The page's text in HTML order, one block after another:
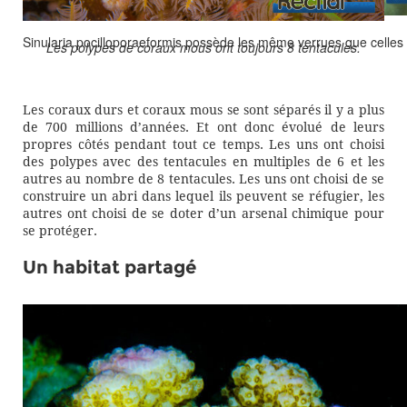
Sinularia pocilloporaeformis possède les même verrues que
Les polypes de coraux mous ont toujours 8 tentacules.
Les coraux durs et coraux mous se sont séparés il y a plus
de 700 millions d’années. Et ont donc évolué de leurs
propres côtés pendant tout ce temps. Les uns ont choisi
des polypes avec des tentacules en multiples de 6 et les
autres au nombre de 8 tentacules. Les uns ont choisi de se
construire un abri dans lequel ils peuvent se réfugier, les
autres ont choisi de se doter d’un arsenal chimique pour
se protéger.
Un habitat partagé